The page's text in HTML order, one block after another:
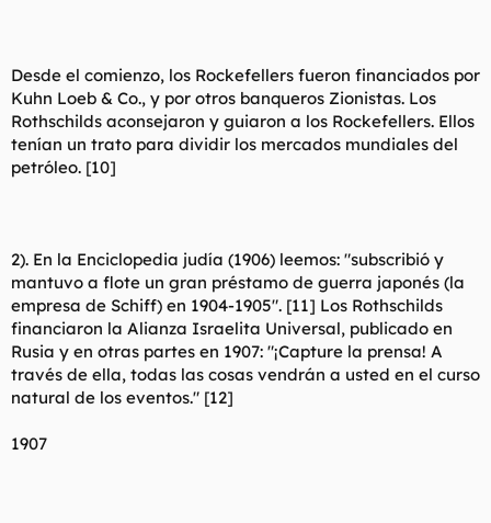
Desde el comienzo, los Rockefellers fueron financiados por
Kuhn Loeb & Co., y por otros banqueros Zionistas. Los
Rothschilds aconsejaron y guiaron a los Rockefellers. Ellos
tenían un trato para dividir los mercados mundiales del
petróleo. [10]
2). En la Enciclopedia judía (1906) leemos: "subscribió y
mantuvo a flote un gran préstamo de guerra japonés (la
empresa de Schiff) en 1904-1905". [11] Los Rothschilds
financiaron la Alianza Israelita Universal, publicado en
Rusia y en otras partes en 1907: "¡Capture la prensa! A
través de ella, todas las cosas vendrán a usted en el curso
natural de los eventos." [12]
1907